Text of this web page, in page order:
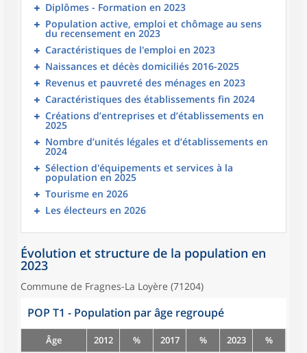
Diplômes - Formation en 2023
Population active, emploi et chômage au sens
du recensement en 2023
Caractéristiques de l'emploi en 2023
Naissances et décès domiciliés 2016-2025
Revenus et pauvreté des ménages en 2023
Caractéristiques des établissements fin 2024
Créations d’entreprises et d’établissements en
2025
Nombre d’unités légales et d’établissements en
2024
Sélection d'équipements et services à la
population en 2025
Tourisme en 2026
Les électeurs en 2026
Évolution et structure de la population en
2023
Commune de Fragnes-La Loyère (71204)
POP T1 - Population par âge regroupé
Âge 2012 % 2017 % 2023
%